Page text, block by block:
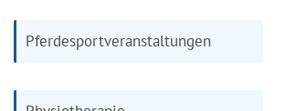
Pferdesportveranstaltungen